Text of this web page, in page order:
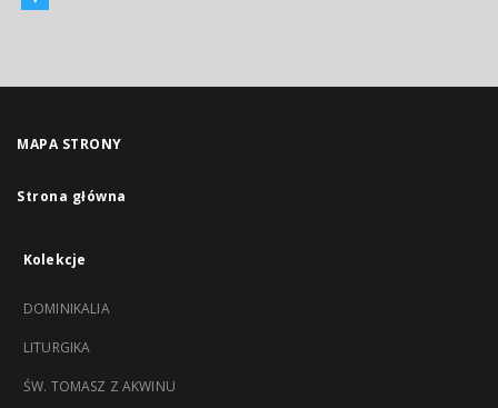
MAPA STRONY
Strona główna
Kolekcje
DOMINIKALIA
LITURGIKA
ŚW. TOMASZ Z AKWINU